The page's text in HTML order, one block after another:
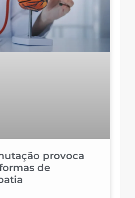
provoca
de